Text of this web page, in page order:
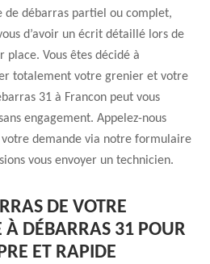
de débarras partiel ou complet,
d’avoir un écrit détaillé lors de
place. Vous êtes décidé à
totalement votre grenier et votre
31 à Francon peut vous
engagement. Appelez-nous
demande via notre formulaire
vous envoyer un technicien.
DE VOTRE
À DÉBARRAS 31 POUR
ET RAPIDE